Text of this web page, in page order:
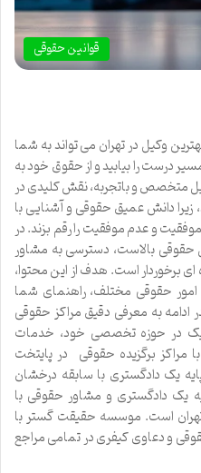
قوانین حقوقی
وکیل در تهران می تواند به شما
درست را بیابید و از حقوق خود به
متخصص و باتجربه، نقش کلیدی در
دانش عمیق حقوقی و آشنایی با
و عدم موفقیت را رقم بزند. در
بالاست، دسترسی به مشاور
برخوردار است. هدف از این محتوا،
حقوقی مختلف، راهنمای شما
ادامه به معرفی دقیق مراکز حقوقی
یک در حوزه تخصصی خود، خدمات
مراکز برگزیده حقوقی در پایتخت
یک دادگستری با سابقه درخشان
یک دادگستری و مشاور حقوقی با
است. موسسه حقیقت گستر با
و دعاوی کیفری در تمامی مراجع